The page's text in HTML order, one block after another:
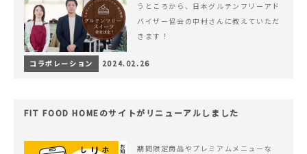
うところから、日本グルテンフリーアド
バイザー協会の中村さんに教えていただ
きます！
コラボレーション 2024.02.26
FIT FOOD HOMEのサイトがリニューアルしました
期間限定商品やプレミアムメニューな